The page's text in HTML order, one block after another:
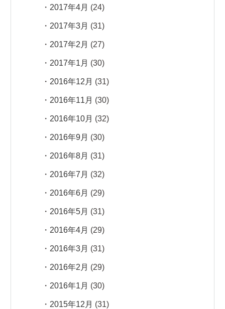
2017年4月 (24)
2017年3月 (31)
2017年2月 (27)
2017年1月 (30)
2016年12月 (31)
2016年11月 (30)
2016年10月 (32)
2016年9月 (30)
2016年8月 (31)
2016年7月 (32)
2016年6月 (29)
2016年5月 (31)
2016年4月 (29)
2016年3月 (31)
2016年2月 (29)
2016年1月 (30)
2015年12月 (31)